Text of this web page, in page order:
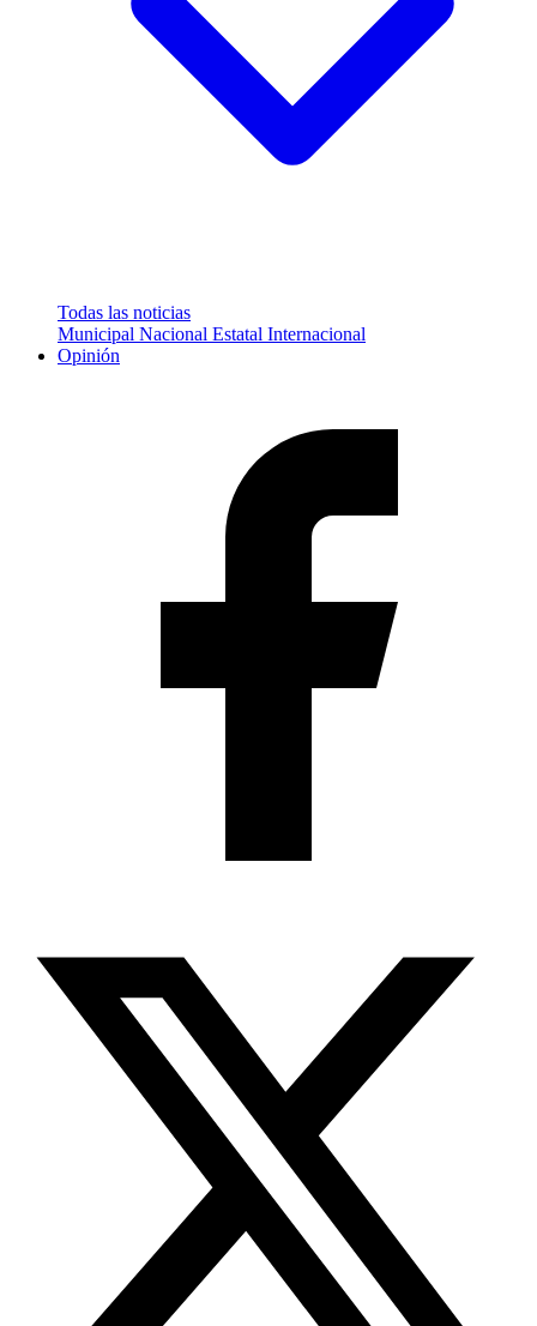
Todas las noticias
Municipal Nacional Estatal Internacional
Opinión